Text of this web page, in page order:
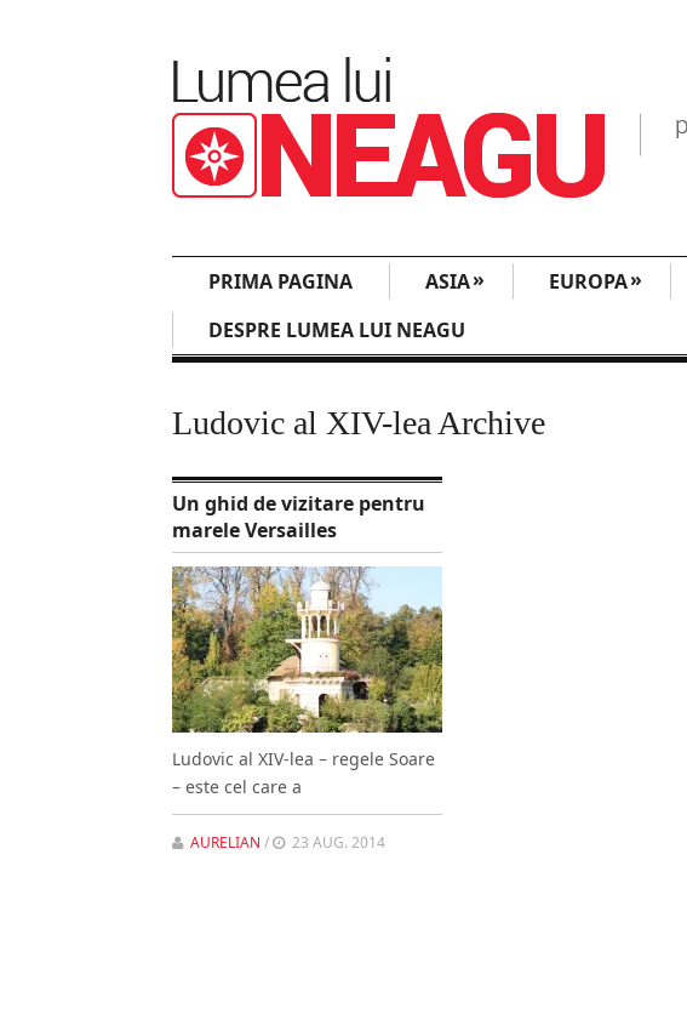
PRIMA PAGINA ASIA» EUROPA»
DESPRE LUMEA LUI NEAGU
Ludovic al XIV-lea Archive
Un ghid de vizitare pentru
marele Versailles
Ludovic al XIV-lea – regele Soare
– este cel care a
AURELIAN / 23 AUG. 2014